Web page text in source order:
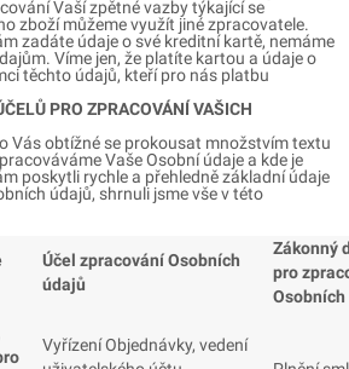
Vaší zpětné vazby týkající se
zboží můžeme využít jiné zpracovatele.
zadáte údaje o své kreditní kartě, nemáme
Víme jen, že platíte kartou a údaje o
těchto údajů, kteří pro nás platbu
PRO ZPRACOVÁNÍ VAŠICH
Vás obtížné se prokousat množstvím textu
Vaše Osobní údaje a kde je
poskytli rychle a přehledně základní údaje
údajů, shrnuli jsme vše v této
Účel zpracování Osobních
údajů
Zákonný
pro
Vyřízení Objednávky, vedení